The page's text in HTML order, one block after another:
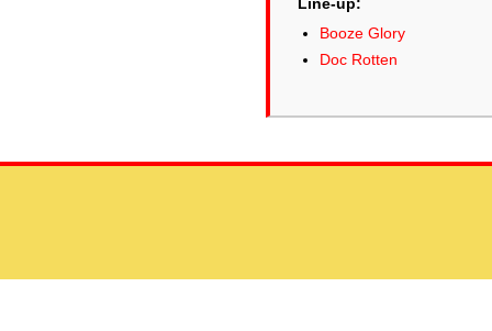
Booze Glory
Doc Rotten